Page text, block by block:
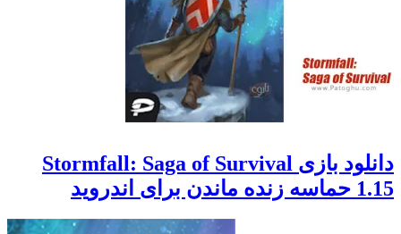
دانلود بازی Stormfall: Saga of Survival
1.15 حماسه زنده ماندن برای اندروید